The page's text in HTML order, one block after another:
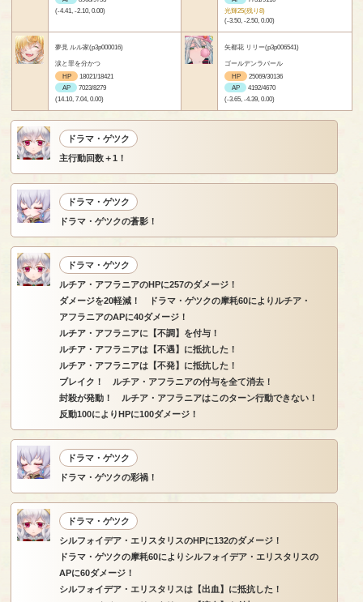
(-4.41, -2.10, 0.00)
光輝25(残り8)
(-3.50, -2.50, 0.00)
夢見 ルル家(p3p000016)
涙と罪を分かつ
HP
18021/18421
AP
7023/8279
(14.10, 7.04, 0.00)
矢都花 リリー(p3p006541)
ゴールデンラバール
HP
25069/30136
AP
4192/4670
(-3.65, -4.39, 0.00)
ドラマ・ゲツク
主行動回数＋1！
ドラマ・ゲツク
ドラマ・ゲツクの蒼影！
ドラマ・ゲツク
ルチア・アフラニアのHPに257のダメージ！
ダメージを20軽減！ ドラマ・ゲツクの摩耗60によりルチア・
アフラニアのAPに40ダメージ！
ルチア・アフラニアに【不調】を付与！
ルチア・アフラニアは【不遇】に抵抗した！
ルチア・アフラニアは【不発】に抵抗した！
ブレイク！ ルチア・アフラニアの付与を全て消去！
封殺が発動！ ルチア・アフラニアはこのターン行動できない！
反動100によりHPに100ダメージ！
ドラマ・ゲツク
ドラマ・ゲツクの彩禍！
ドラマ・ゲツク
シルフォイデア・エリスタリスのHPに132のダメージ！
ドラマ・ゲツクの摩耗60によりシルフォイデア・エリスタリスの
APに60ダメージ！
シルフォイデア・エリスタリスは【出血】に抵抗した！